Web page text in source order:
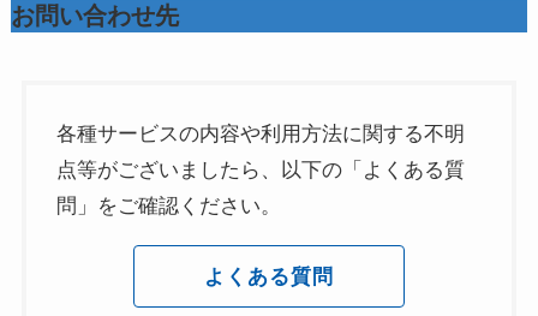
お問い合わせ先
各種サービスの内容や利用方法に関する不明
点等がございましたら、以下の「よくある質
問」をご確認ください。
よくある質問